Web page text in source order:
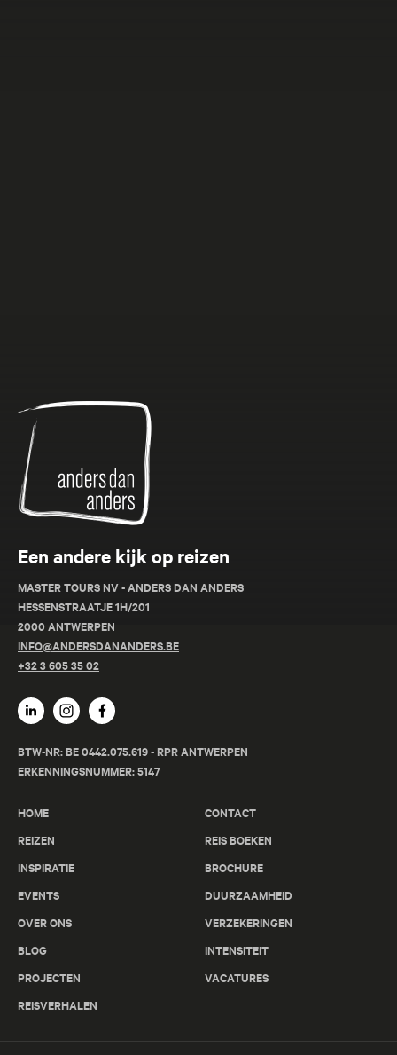
Anders
dan
Anders
Een andere kijk op reizen
MASTER TOURS NV - ANDERS DAN ANDERS
HESSENSTRAATJE 1H/201
2000 ANTWERPEN
INFO@ANDERSDANANDERS.BE
+32 3 605 35 02
BTW-NR: BE 0442.075.619 - RPR ANTWERPEN
ERKENNINGSNUMMER: 5147
HOME
REIZEN
INSPIRATIE
EVENTS
OVER ONS
BLOG
PROJECTEN
REISVERHALEN
CONTACT
REIS BOEKEN
BROCHURE
DUURZAAMHEID
VERZEKERINGEN
INTENSITEIT
VACATURES